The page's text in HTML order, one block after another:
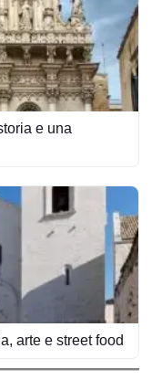
e una
arte e street food